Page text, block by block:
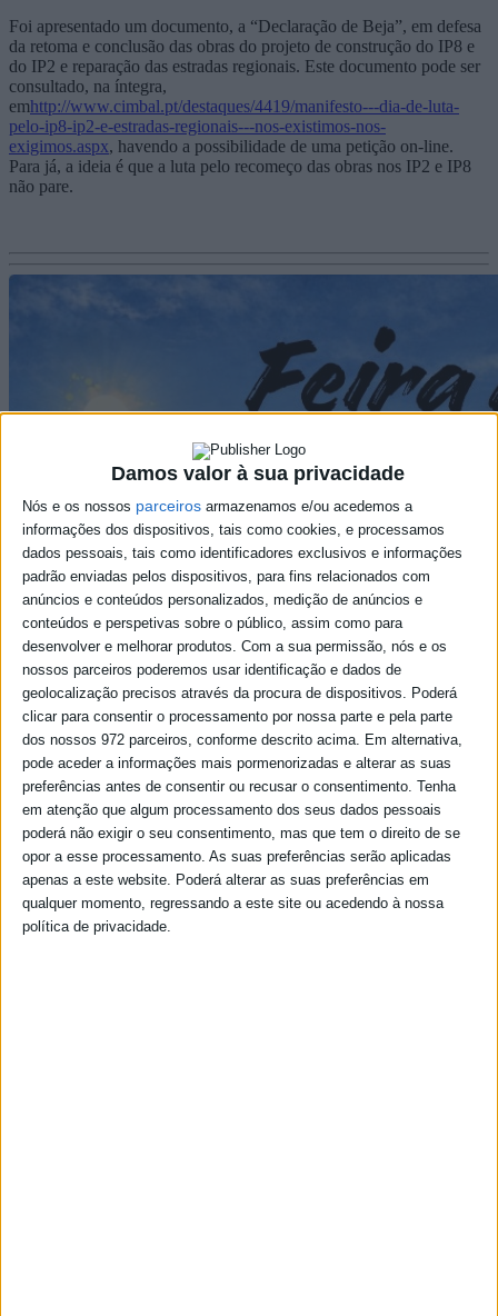
Damos valor à sua privacidade
Nós e os nossos parceiros armazenamos e/ou acedemos a
informações dos dispositivos, tais como cookies, e processamos
dados pessoais, tais como identificadores exclusivos e informações
padrão enviadas pelos dispositivos, para fins relacionados com
anúncios e conteúdos personalizados, medição de anúncios e
conteúdos e perspetivas sobre o público, assim como para
desenvolver e melhorar produtos. Com a sua permissão, nós e os
nossos parceiros poderemos usar identificação e dados de
geolocalização precisos através da procura de dispositivos. Poderá
clicar para consentir o processamento por nossa parte e pela parte
dos nossos 972 parceiros, conforme descrito acima. Em alternativa,
pode aceder a informações mais pormenorizadas e alterar as suas
preferências antes de consentir ou recusar o consentimento. Tenha
em atenção que algum processamento dos seus dados pessoais
poderá não exigir o seu consentimento, mas que tem o direito de se
opor a esse processamento. As suas preferências serão aplicadas
apenas a este website. Poderá alterar as suas preferências em
qualquer momento, regressando a este site ou acedendo à nossa
política de privacidade.
Foi apresentado um documento, a “Declaração de Beja”, em defesa
da retoma e conclusão das obras do projeto de construção do IP8 e
do IP2 e reparação das estradas regionais. Este documento pode ser
consultado, na íntegra,
emhttp://www.cimbal.pt/destaques/4419/manifesto---dia-de-luta-
pelo-ip8-ip2-e-estradas-regionais---nos-existimos-nos-
exigimos.aspx, havendo a possibilidade de uma petição on-line.
Para já, a ideia é que a luta pelo recomeço das obras nos IP2 e IP8
não pare.